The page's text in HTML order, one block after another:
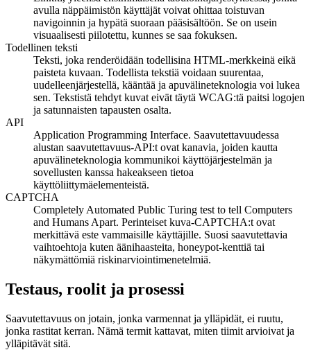
avulla näppäimistön käyttäjät voivat ohittaa toistuvan
navigoinnin ja hypätä suoraan pääsisältöön. Se on usein
visuaalisesti piilotettu, kunnes se saa fokuksen.
Todellinen teksti
Teksti, joka renderöidään todellisina HTML-merkkeinä eikä
paisteta kuvaan. Todellista tekstiä voidaan suurentaa,
uudelleenjärjestellä, kääntää ja apuvälineteknologia voi lukea
sen. Tekstistä tehdyt kuvat eivät täytä WCAG:tä paitsi logojen
ja satunnaisten tapausten osalta.
API
Application Programming Interface. Saavutettavuudessa
alustan saavutettavuus-API:t ovat kanavia, joiden kautta
apuvälineteknologia kommunikoi käyttöjärjestelmän ja
sovellusten kanssa hakeakseen tietoa
käyttöliittymäelementeistä.
CAPTCHA
Completely Automated Public Turing test to tell Computers
and Humans Apart. Perinteiset kuva-CAPTCHA:t ovat
merkittävä este vammaisille käyttäjille. Suosi saavutettavia
vaihtoehtoja kuten äänihaasteita, honeypot-kenttiä tai
näkymättömiä riskinarviointimenetelmiä.
Testaus, roolit ja prosessi
Saavutettavuus on jotain, jonka varmennat ja ylläpidät, ei ruutu,
jonka rastitat kerran. Nämä termit kattavat, miten tiimit arvioivat ja
ylläpitävät sitä.